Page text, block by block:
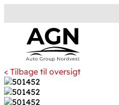
< Tilbage til oversigt